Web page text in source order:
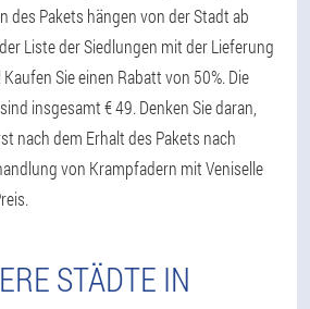
des Pakets hängen von der Stadt ab
Liste der Siedlungen mit der Lieferung
Sie einen Rabatt von 50%. Die
insgesamt € 49. Denken Sie daran,
nach dem Erhalt des Pakets nach
von Krampfadern mit Veniselle
STÄDTE IN